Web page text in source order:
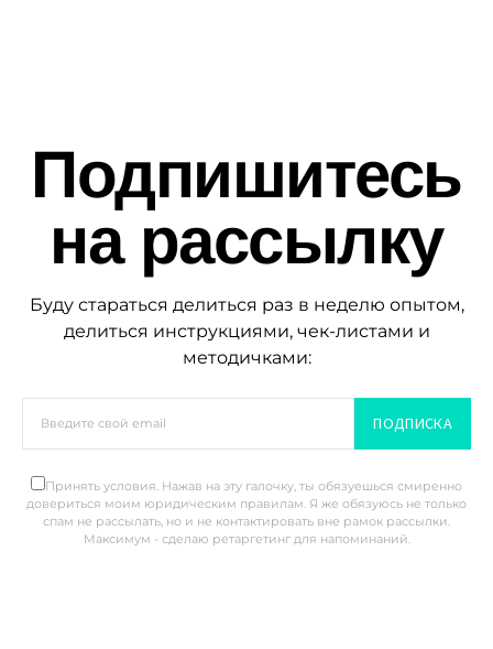
Подпишитесь
на рассылку
Буду стараться делиться раз в неделю опытом,
делиться инструкциями, чек-листами и
методичками:
ПОДПИСКА
Принять условия. Нажав на эту галочку, ты обязуешься смиренно
довериться моим юридическим правилам. Я же обязуюсь не только
спам не рассылать, но и не контактировать вне рамок рассылки.
Максимум - сделаю ретаргетинг для напоминаний.